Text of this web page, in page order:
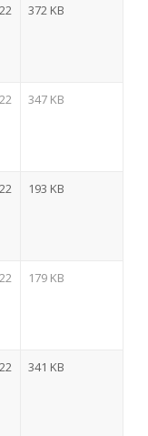
372 KB
347 KB
193 KB
179 KB
341 KB